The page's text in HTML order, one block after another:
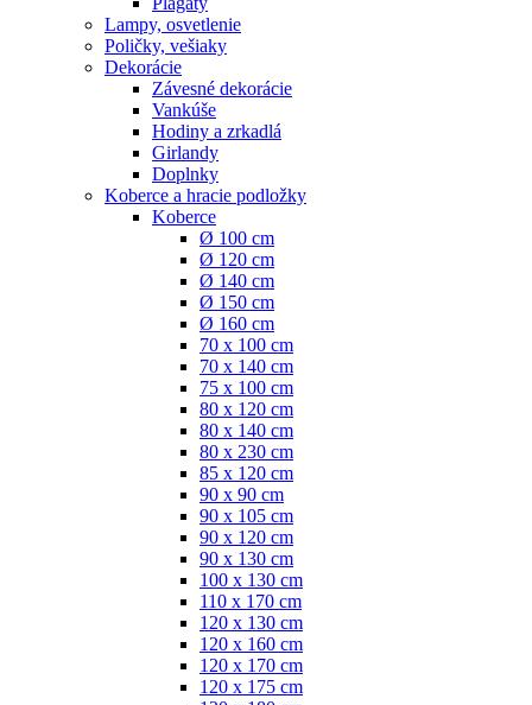
Lampy, osvetlenie
Poličky, vešiaky
Dekorácie
Závesné dekorácie
Vankúše
Hodiny a zrkadlá
Girlandy
Doplnky
Koberce a hracie podložky
Koberce
Ø 100 cm
Ø 120 cm
Ø 140 cm
Ø 150 cm
Ø 160 cm
70 x 100 cm
70 x 140 cm
75 x 100 cm
80 x 120 cm
80 x 140 cm
80 x 230 cm
85 x 120 cm
90 x 90 cm
90 x 105 cm
90 x 120 cm
90 x 130 cm
100 x 130 cm
110 x 170 cm
120 x 130 cm
120 x 160 cm
120 x 170 cm
120 x 175 cm